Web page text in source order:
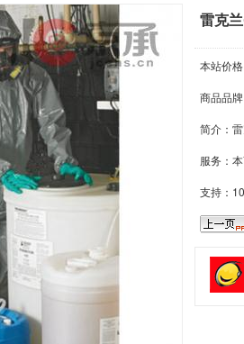
雷克
本站价
商品品
简介：
服务：
支持：